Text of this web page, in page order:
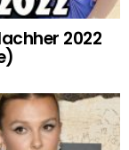
2022